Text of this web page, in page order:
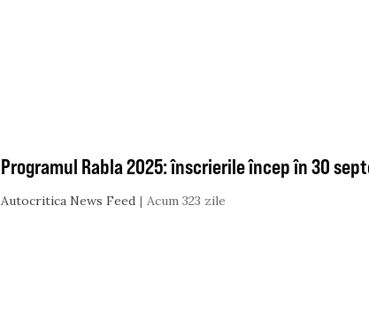
Programul Rabla 2025: înscrierile încep în 30
Autocritica News Feed Acum 323 zile